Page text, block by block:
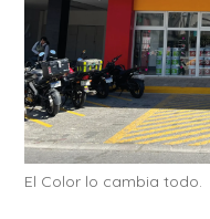
El Color lo cambia todo.